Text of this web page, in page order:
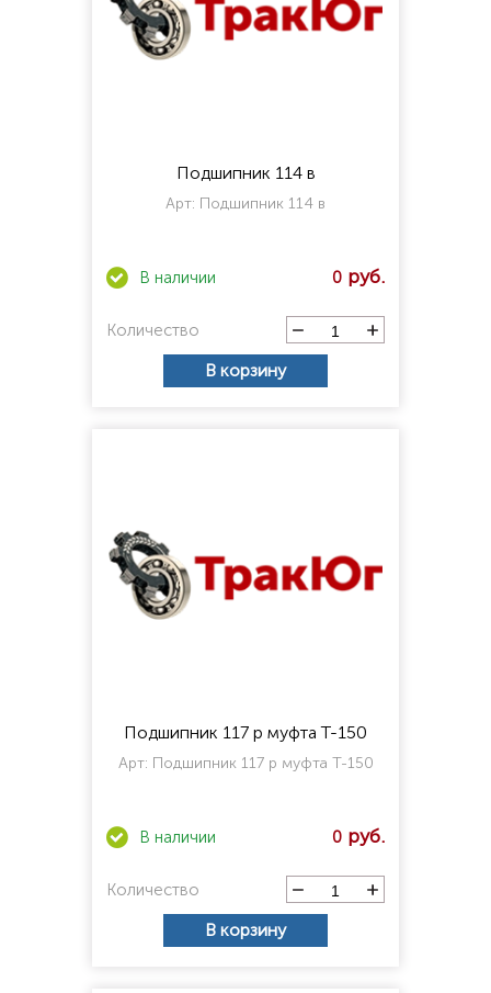
Подшипник 114 в
Арт: Подшипник 114 в
0
Количество
В корзину
Подшипник 117 р муфта Т-150
Арт: Подшипник 117 р муфта Т-150
0
Количество
В корзину